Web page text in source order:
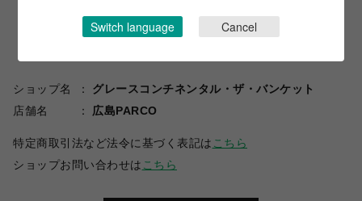
ショップ名
グレースコンチネンタル・ザ・バンケット
店舗名
広島PARCO
特定商取引法など法令に基づく表記は こちら
ショップお問い合わせは こちら
Switch language Cancel